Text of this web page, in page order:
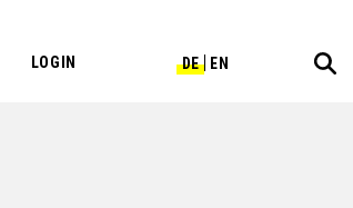
LOGIN DE EN